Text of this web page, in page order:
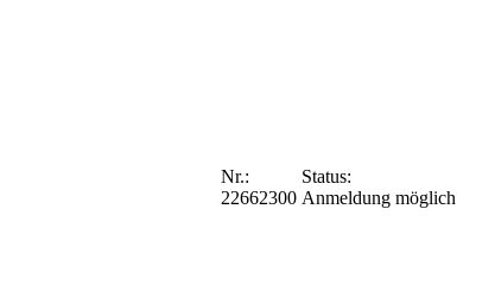
Nr.:
22662300
Status:
Anmeldung möglich